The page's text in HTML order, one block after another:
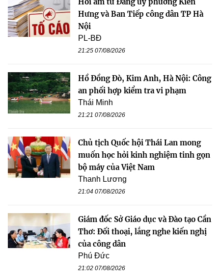
Hưng và Ban Tiếp công dân TP Hà
Nội
PL-BĐ
21:25 07/08/2026
Hồ Đồng Đò, Kim Anh, Hà Nội: Công
an phối hợp kiểm tra vi phạm
Thái Minh
21:21 07/08/2026
Chủ tịch Quốc hội Thái Lan mong
muốn học hỏi kinh nghiệm tinh gọn
bộ máy của Việt Nam
Thanh Lương
21:04 07/08/2026
Giám đốc Sở Giáo dục và Đào tạo Cần
Thơ: Đối thoại, lắng nghe kiến nghị
của công dân
Phú Đức
21:02 07/08/2026